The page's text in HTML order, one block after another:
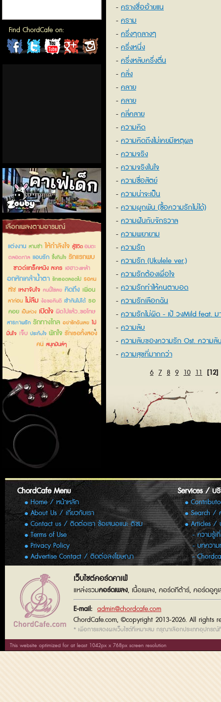
Find ChordCafe on:
ChordCafeChordCafeChordCafeChordCafeChordCafe
คาเฟ่เด็กลำลูกกา
เลือกเพลงตามอารมณ์
แต่งงาน สามช่า ให้กำลังใจ สู้ชีวิตอมตะ
ตลอดกาล แอบรัก ซึ้งกินใจ รักแรกพบ
ซาวด์แทร็คหนัง ละคร เฮฮาวงเหล้า
อกหักเคล้าน้ำตา รักเธอตลอดไป รอคน
ที่ใช่ เหงาจับใจ คนนี้ใช่เลย คิดถึง เพื่อน
ลาก่อน ไม่ลืม ง้อขอคืนดี เข้ากันไม่ได้ รอ
คอย เป็นห่วง เปิดใจ ผิดไปแล้ว..ขอโทษ
สารภาพรัก รักทางไกล อย่ารักฉันเลย ไม่
มั่นใจ เจ็บ ประทับใจ พักใจ รักเธอทั้งสอง
คน สนุกมันส์ๆ
ครางชื่ออ้ายแน
คราม
ครึ่งๆกลางๆ
ครึ่งหนึ่ง
ครึ่งหลับครึ่งตื่น
คลั่ง
คลาย
คลาย
คลี่คลาย
ความคิด
ความคิดถึงไม่เคยมีเหตุผล
ความจริง
ความจริงในใจ
ความซื่อสัตย์
ความน่าจะเป็น
ความผูกพัน (ซื้อความรักไม่ได้)
ความฝันกับจักรวาล
ความพยายาม
ความรัก
ความรัก (Ukulele ver.)
ความรักต้องเผื่อใจ
ความรักทำให้คนตาบอด
ความรักเลือกฉัน
ความรักไม่ผิด - เป้ วงMild feat. ม
ความลับ
ความลับของความรัก Ost. ความลั
ร้ายความสุขที่มากกว่า
6 7 8 9 10 11 [12]
ChordCafe Menu
Home / หน้าหลัก
About Us / เกี่ยวกับเรา
Contact us / ติดต่อเรา ข้อเสนอแนะ ติชม
Terms of Use
Privacy Policy
Advertise Contact / ติดต่อลงโฆษณา
Services / บ
Search /
Articles /
ความรู้
บทความ
เว็บไซต์คอร์ดคาเฟ่
แหล่งรวมคอร์ดเพลง, เนื้อเพลง, คอร์ดกีต้าร์, คอร์ดอูคู
E-mail: admin@chordcafe.com
ChordCafe.com, ©copyright 2013-2026. All rights
* เพื่อการแสดงผลเว็บไซต์ที่เหมาะสม กรุณาเลือกประเภทอุปกรณ์
This website optimized for at least 1042px x 768px screen resolution